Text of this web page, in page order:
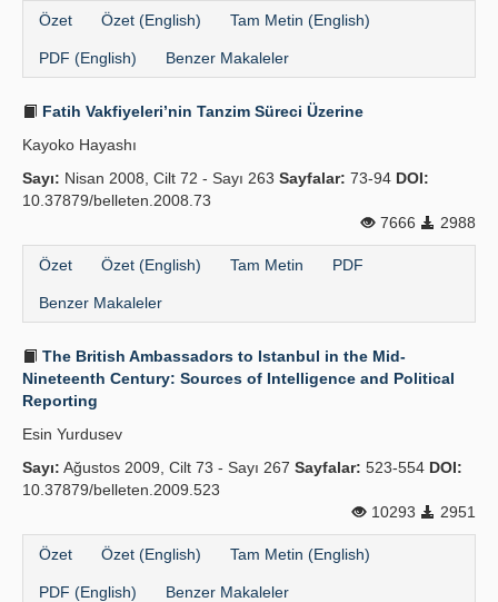
Özet Özet (English) Tam Metin (English)
PDF (English) Benzer Makaleler
Fatih Vakfiyeleri’nin Tanzim Süreci Üzerine
Kayoko Hayashı
Sayı: Nisan 2008, Cilt 72 - Sayı 263 Sayfalar: 73-94 DOI:
10.37879/belleten.2008.73
7666
2988
Özet Özet (English) Tam Metin PDF
Benzer Makaleler
The British Ambassadors to Istanbul in the Mid-
Nineteenth Century: Sources of Intelligence and Political
Reporting
Esin Yurdusev
Sayı: Ağustos 2009, Cilt 73 - Sayı 267 Sayfalar: 523-554 DOI:
10.37879/belleten.2009.523
10293
2951
Özet Özet (English) Tam Metin (English)
PDF (English) Benzer Makaleler